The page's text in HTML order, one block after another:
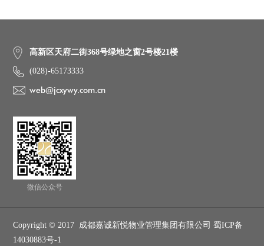
高新区天府二街368号绿地之窗2号楼21楼
(028)-65173333
web@jcxywy.com.cn
微信公众号
Copyright © 2017 成都嘉诚新悦物业管理集团有限公司 蜀ICP备
14030883号-1